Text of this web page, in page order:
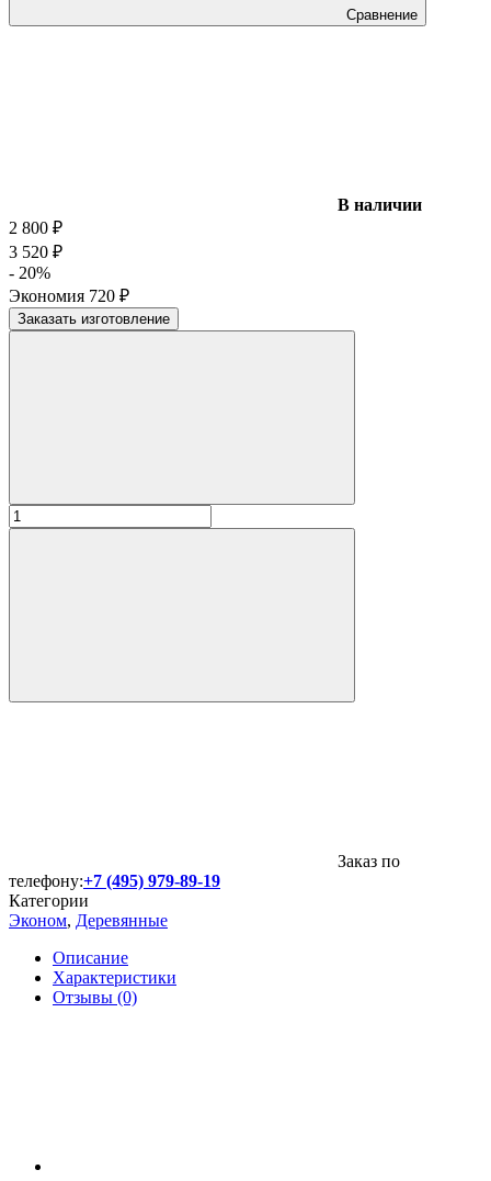
Сравнение
В наличии
2 800 ₽
3 520 ₽
- 20%
Экономия 720 ₽
Заказать изготовление
Заказ по
телефону:+7 (495) 979-89-19
Категории
Эконом, Деревянные
Описание
Характеристики
Отзывы (0)